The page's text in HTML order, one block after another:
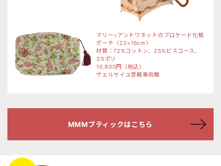
マリー=アントワネットのブロケード化粧
ポーチ（22×16cm）
材質：72%コットン、25%ビスコース、
3%ポリ
10,800円（税込）
ヴェルサイユ宮殿美術館
MMMブティックはこちら